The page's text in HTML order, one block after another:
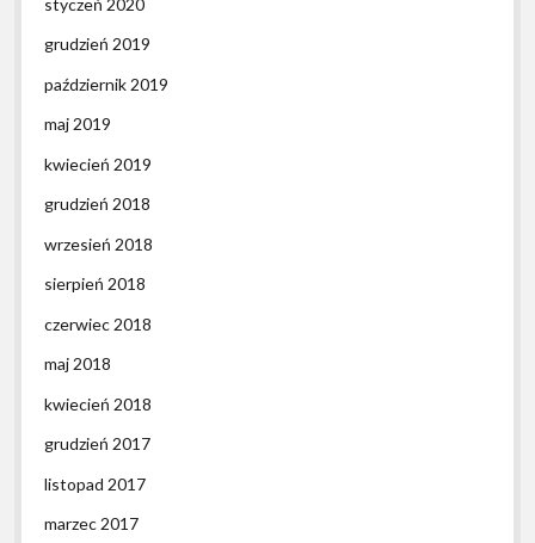
grudzień 2019
październik 2019
maj 2019
kwiecień 2019
grudzień 2018
wrzesień 2018
sierpień 2018
czerwiec 2018
maj 2018
kwiecień 2018
grudzień 2017
listopad 2017
marzec 2017